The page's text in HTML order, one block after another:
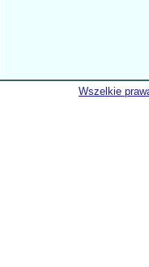
Wszelkie